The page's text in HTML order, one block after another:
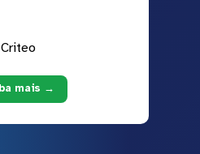
Criteo
mais →